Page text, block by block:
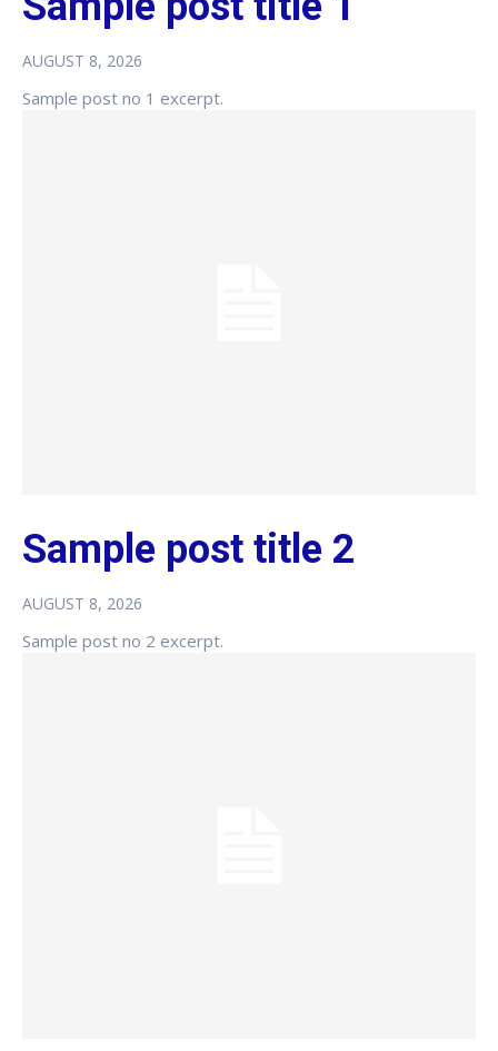
AUGUST 8, 2026
Sample post no 1 excerpt.
Sample post title 2
AUGUST 8, 2026
Sample post no 2 excerpt.